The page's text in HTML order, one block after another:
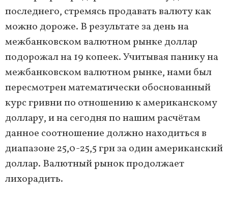
последнего, стремясь продавать валюту как
можно дороже. В результате за день на
межбанковском валютном рынке доллар
подорожал на 19 копеек. Учитывая панику на
межбанковском валютном рынке, нами был
пересмотрен математически обоснованный
курс гривни по отношению к американскому
доллару, и на сегодня по нашим расчётам
данное соотношение должно находиться в
диапазоне 25,0-25,5 грн за один американский
доллар. Валютный рынок продолжает
лихорадить.